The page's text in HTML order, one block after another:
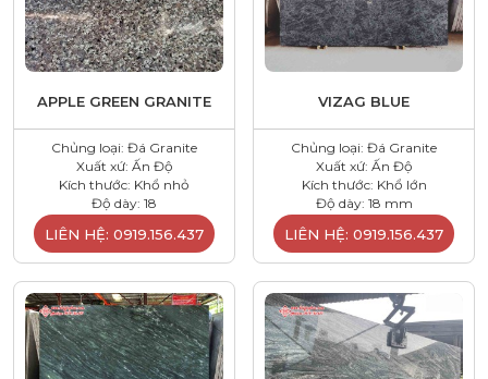
APPLE GREEN GRANITE
Chủng loại: Đá Granite
Xuất xứ: Ấn Độ
Kích thước: Khổ nhỏ
Độ dày: 18
LIÊN HỆ: 0919.156.437
VIZAG BLUE
Chủng loại: Đá Granite
Xuất xứ: Ấn Độ
Kích thước: Khổ lớn
Độ dày: 18 mm
LIÊN HỆ: 0919.156.437